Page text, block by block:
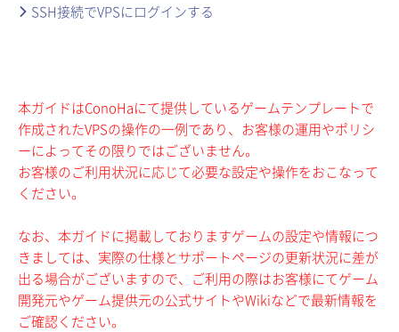
SSH接続でVPSにログインする
本ガイドはConoHaにて提供しているゲームテンプレートで
作成されたVPSの操作の一例であり、お客様の運用やポリシ
ーによってその限りではございません。
お客様のご利用状況に応じて必要な設定や操作をおこなって
ください。
なお、本ガイドに掲載しておりますゲームの設定や情報につ
きましては、実際の仕様とサポートページの更新状況に差が
出る場合がございますので、ご利用の際はお客様にてゲーム
開発元やゲーム提供元の公式サイトやWikiなどで最新情報を
ご確認ください。